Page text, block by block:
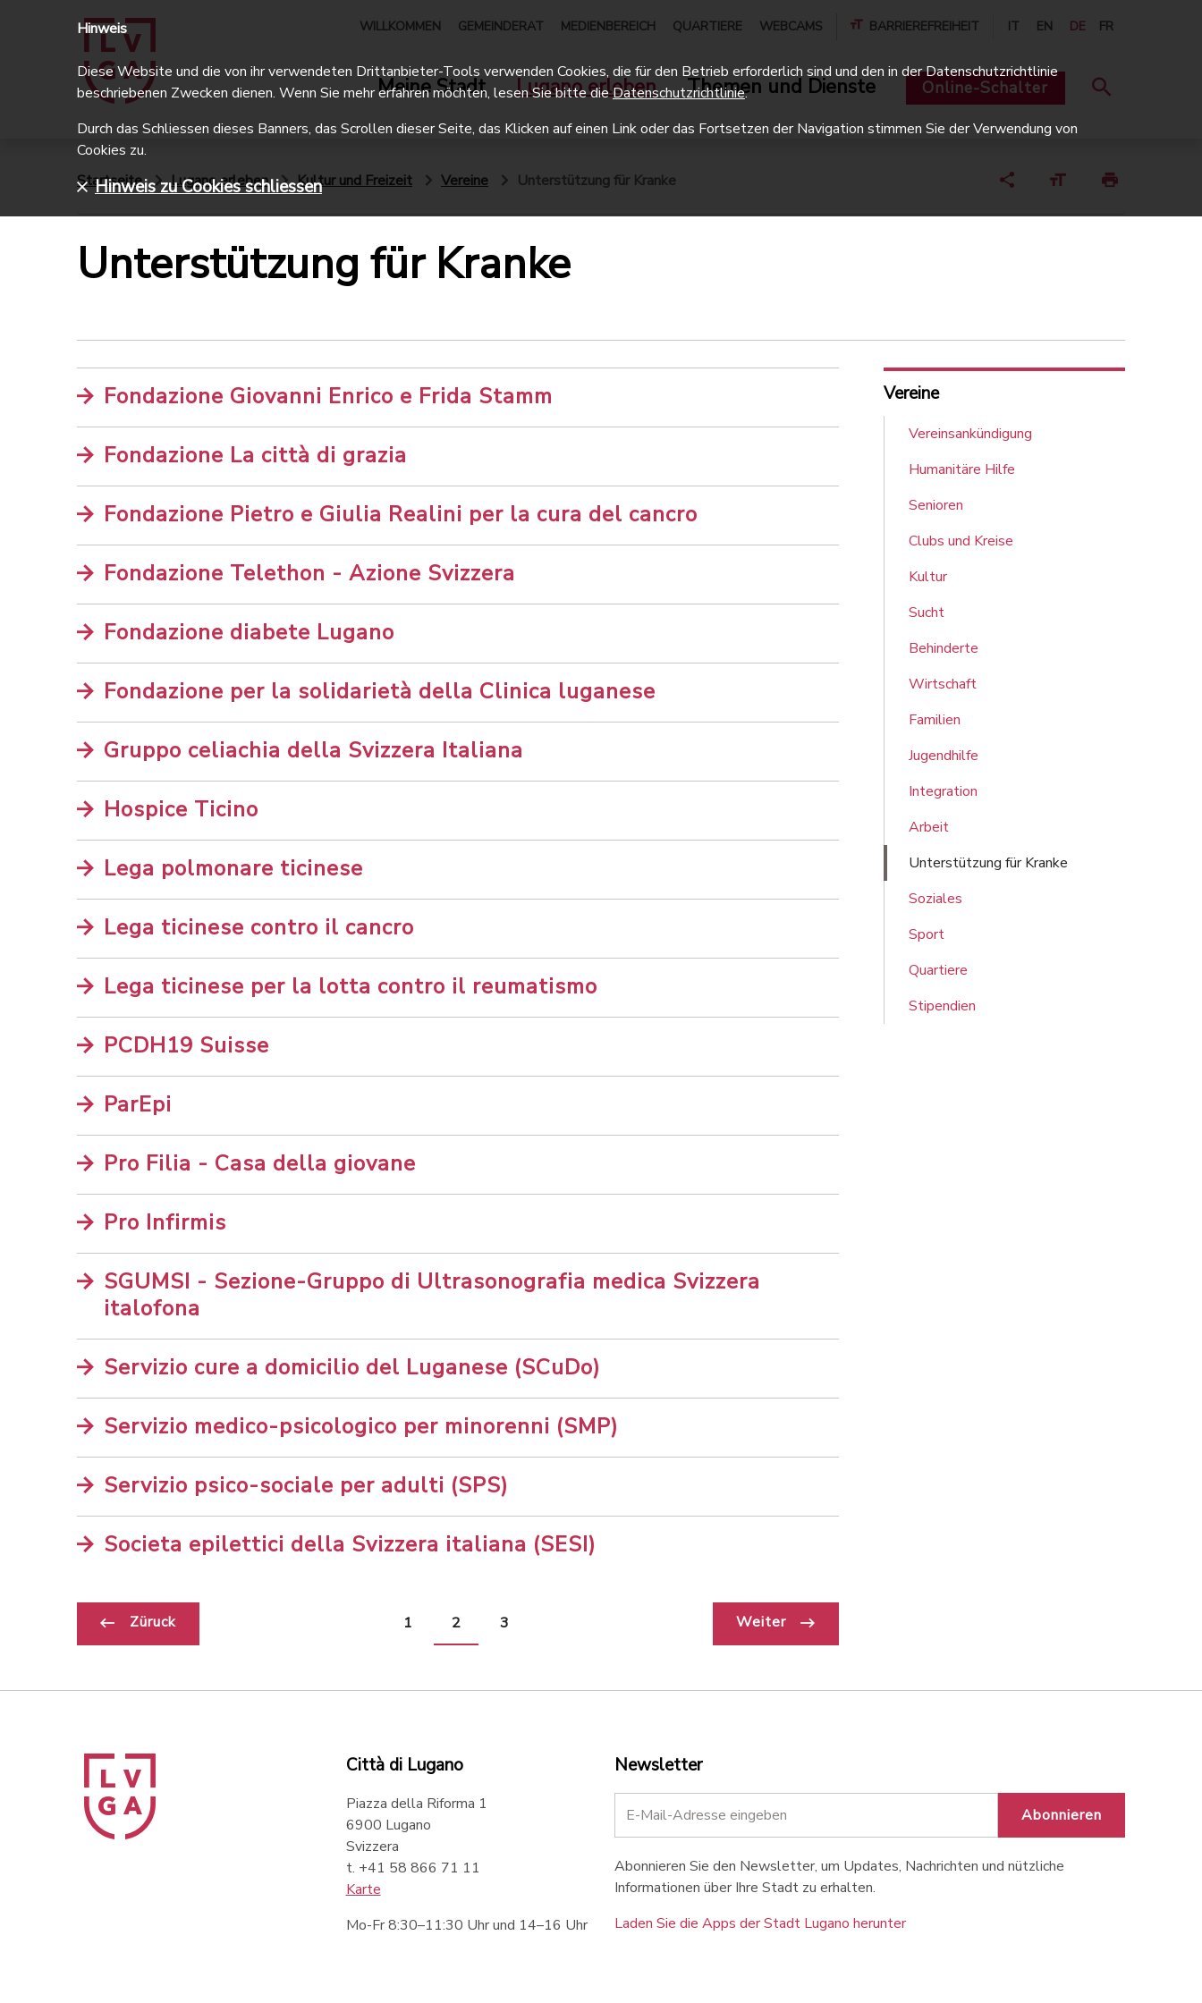
WILLKOMMEN GEMEINDERAT MEDIENBEREICH QUARTIERE WEBCAMS BARRIEREFREIHEIT IT EN DE FR
Meine Stadt Lugano erleben Themen und Dienste Online-Schalter
Startseite Lugano erleben Kultur und Freizeit Vereine Unterstützung für Kranke
Unterstützung für Kranke
Fondazione Giovanni Enrico e Frida Stamm
Fondazione La città di grazia
Fondazione Pietro e Giulia Realini per la cura del cancro
Fondazione Telethon - Azione Svizzera
Fondazione diabete Lugano
Fondazione per la solidarietà della Clinica luganese
Gruppo celiachia della Svizzera Italiana
Hospice Ticino
Lega polmonare ticinese
Lega ticinese contro il cancro
Lega ticinese per la lotta contro il reumatismo
PCDH19 Suisse
ParEpi
Pro Filia - Casa della giovane
Pro Infirmis
SGUMSI - Sezione-Gruppo di Ultrasonografia medica Svizzera
italofona
Servizio cure a domicilio del Luganese (SCuDo)
Servizio medico-psicologico per minorenni (SMP)
Servizio psico-sociale per adulti (SPS)
Societa epilettici della Svizzera italiana (SESI)
Züruck 1 2 3 Weiter
Vereine
Vereinsankündigung
Humanitäre Hilfe
Senioren
Clubs und Kreise
Kultur
Sucht
Behinderte
Wirtschaft
Familien
Jugendhilfe
Integration
Arbeit
Unterstützung für Kranke
Soziales
Sport
Quartiere
Stipendien
Città di Lugano
Piazza della Riforma 1
6900 Lugano
Svizzera
t. +41 58 866 71 11
Karte
Mo-Fr 8:30–11:30 Uhr und 14–16 Uhr
Newsletter
Abonnieren
Abonnieren Sie den Newsletter, um Updates, Nachrichten und nützliche
Informationen über Ihre Stadt zu erhalten.
Laden Sie die Apps der Stadt Lugano herunter
Hinweis
Diese Website und die von ihr verwendeten Drittanbieter-Tools verwenden Cookies, die für den Betrieb erforderlich sind und den in der Datenschutzrichtlinie
beschriebenen Zwecken dienen. Wenn Sie mehr erfahren möchten, lesen Sie bitte dieDatenschutzrichtlinie.
Durch das Schliessen dieses Banners, das Scrollen dieser Seite, das Klicken auf einen Link oder das Fortsetzen der Navigation stimmen Sie der Verwendung von
Cookies zu.
Hinweis zu Cookies schliessen